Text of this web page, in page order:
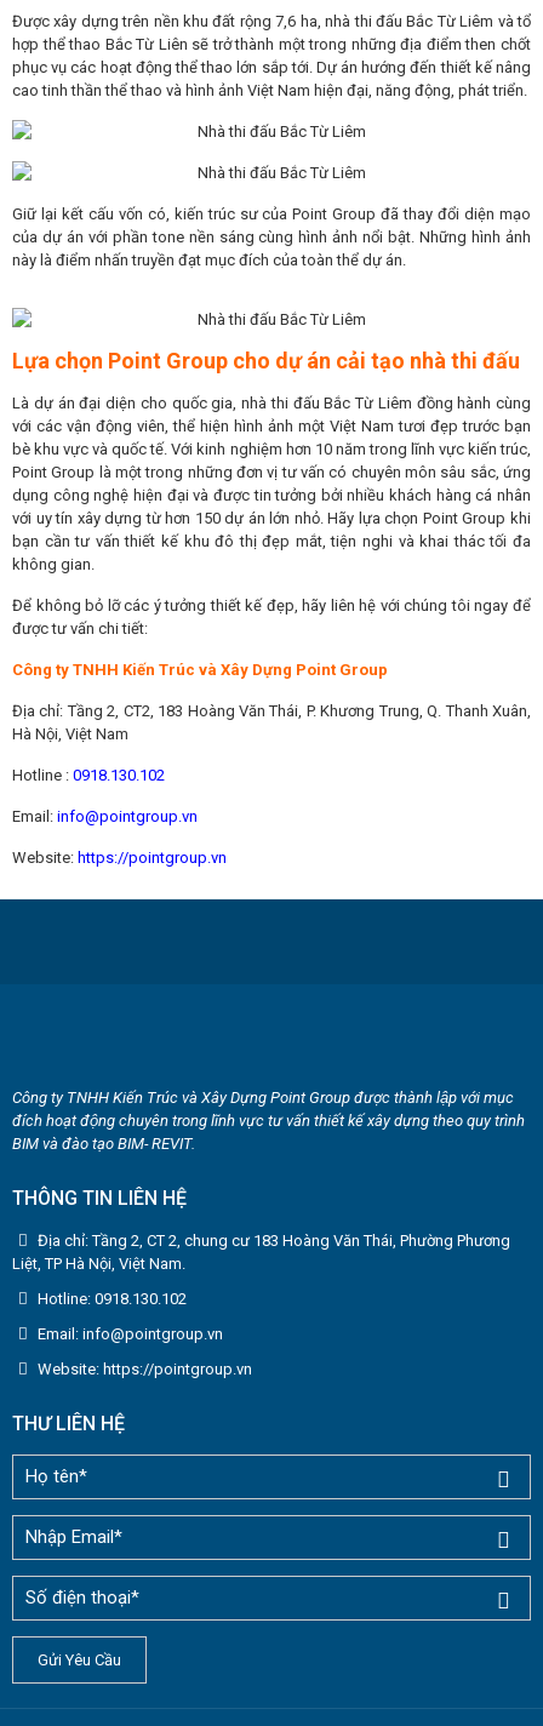
Được xây dựng trên nền khu đất rộng 7,6 ha, nhà thi đấu Bắc Từ Liêm và tổ
hợp thể thao Bắc Từ Liên sẽ trở thành một trong những địa điểm then chốt
phục vụ các hoạt động thể thao lớn sắp tới. Dự án hướng đến thiết kế nâng
cao tinh thần thể thao và hình ảnh Việt Nam hiện đại, năng động, phát triển.
Giữ lại kết cấu vốn có, kiến trúc sư của Point Group đã thay đổi diện mạo
của dự án với phần tone nền sáng cùng hình ảnh nổi bật. Những hình ảnh
này là điểm nhấn truyền đạt mục đích của toàn thể dự án.
Lựa chọn Point Group cho dự án cải tạo nhà thi đấu
Là dự án đại diện cho quốc gia, nhà thi đấu Bắc Từ Liêm đồng hành cùng
với các vận động viên, thể hiện hình ảnh một Việt Nam tươi đẹp trước bạn
bè khu vực và quốc tế. Với kinh nghiệm hơn 10 năm trong lĩnh vực kiến trúc,
Point Group là một trong những đơn vị tư vấn có chuyên môn sâu sắc, ứng
dụng công nghệ hiện đại và được tin tưởng bởi nhiều khách hàng cá nhân
với uy tín xây dựng từ hơn 150 dự án lớn nhỏ. Hãy lựa chọn Point Group khi
bạn cần tư vấn thiết kế khu đô thị đẹp mắt, tiện nghi và khai thác tối đa
không gian.
Để không bỏ lỡ các ý tưởng thiết kế đẹp, hãy liên hệ với chúng tôi ngay để
được tư vấn chi tiết:
Công ty TNHH Kiến Trúc và Xây Dựng Point Group
Địa chỉ: Tầng 2, CT2, 183 Hoàng Văn Thái, P. Khương Trung, Q. Thanh Xuân,
Hà Nội, Việt Nam
Hotline : 0918.130.102
Email: info@pointgroup.vn
Website: https://pointgroup.vn
Công ty TNHH Kiến Trúc và Xây Dựng Point Group được thành lập với mục
đích hoạt động chuyên trong lĩnh vực tư vấn thiết kế xây dựng theo quy trình
BIM và đào tạo BIM- REVIT.
THÔNG TIN LIÊN HỆ
Địa chỉ: Tầng 2, CT 2, chung cư 183 Hoàng Văn Thái, Phường Phương
Liệt, TP Hà Nội, Việt Nam.
Hotline: 0918.130.102
Email: info@pointgroup.vn
Website: https://pointgroup.vn
THƯ LIÊN HỆ